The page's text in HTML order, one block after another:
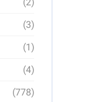
(2)
(3)
(1)
(4)
(778)